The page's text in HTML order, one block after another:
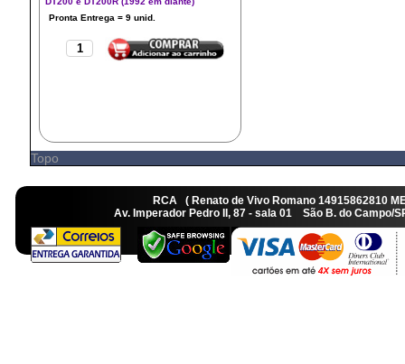
Topo
RCA ( Renato de Vivo Romano
Av. Imperador Pedro II, 87 - sala 01 São B. do